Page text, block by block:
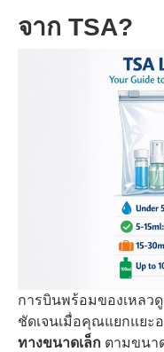
จาก TSA?
การบินพร้อมของเหลว
ชัดเจนเมื่อคุณแยกแยะ
ทางขนาดเล็ก ตามขนา